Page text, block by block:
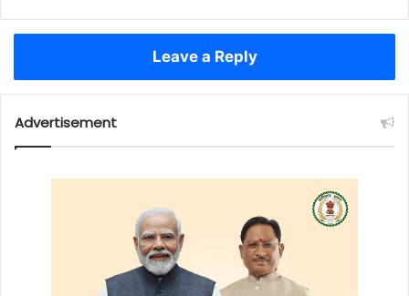
Leave a Reply
Advertisement